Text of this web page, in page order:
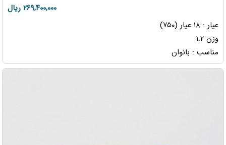
۲۶۹,۴۰۰,۰۰۰ ریال
عیار : ۱۸ عیار (۷۵۰)
وزن ۱.۲
مناسب : بانوان